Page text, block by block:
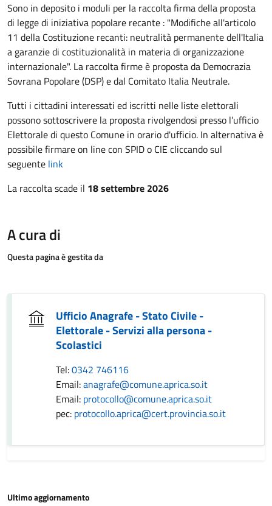
Sono in deposito i moduli per la raccolta firma della proposta
di legge di iniziativa popolare recante : "Modifiche all'articolo
11 della Costituzione recanti: neutralità permanente dell'Italia
a garanzie di costituzionalità in materia di organizzazione
internazionale". La raccolta firme è proposta da Democrazia
Sovrana Popolare (DSP) e dal Comitato Italia Neutrale.
Tutti i cittadini interessati ed iscritti nelle liste elettorali
possono sottoscrivere la proposta rivolgendosi presso l’ufficio
Elettorale di questo Comune in orario d'ufficio. In alternativa è
possibile firmare on line con SPID o CIE cliccando sul
seguente link
La raccolta scade il 18 settembre 2026
A cura di
Questa pagina è gestita da
Ufficio Anagrafe - Stato Civile -
Elettorale - Servizi alla persona -
Scolastici
Tel:0342 746116
Email:anagrafe@comune.aprica.so.it
Email: protocollo@comune.aprica.so.it
pec: protocollo.aprica@cert.provincia.so.it
Ultimo aggiornamento